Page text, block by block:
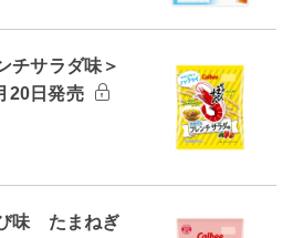
チサラダ味＞
20日発売
味 たまねぎ